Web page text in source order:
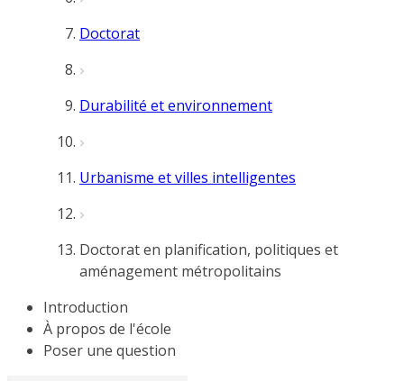
Doctorat
Durabilité et environnement
Urbanisme et villes intelligentes
Doctorat en planification, politiques et
aménagement métropolitains
Introduction
À propos de l'école
Poser une question